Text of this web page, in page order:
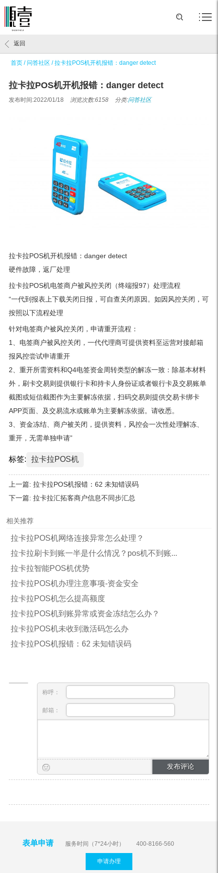
首页 /问答社区 /拉卡拉POS机开机报错：danger detect
返回
拉卡拉POS机开机报错：danger detect
发布时间:2022/01/18 浏览次数:6158 分类:问答社区
拉卡拉POS机开机报错：danger detect
硬件故障，返厂处理
拉卡拉POS机电签商户被风控关闭（终端报97）处理流程
“一代到报表上下载关闭日报，可自查关闭原因。如因风控关闭，可
按照以下流程处理
针对电签商户被风控关闭，申请重开流程：
1、电签商户被风控关闭，一代代理商可提供资料至运营对接邮箱
报风控尝试申请重开
2、重开所需资料和Q4电签资金周转类型的解冻一致：除基本材料
外，刷卡交易则提供银行卡和持卡人身份证或者银行卡及交易账单
截图或短信截图作为主要解冻依据，扫码交易则提供交易卡绑卡
APP页面、及交易流水或账单为主要解冻依据。请收悉。
3、资金冻结、商户被关闭，提供资料，风控会一次性处理解冻、
重开，无需单独申请”
标签: 拉卡拉POS机
上一篇: 拉卡拉POS机报错：62 未知错误码
下一篇: 拉卡拉汇拓客商户信息不同步汇总
相关推荐
拉卡拉POS机网络连接异常怎么处理？
拉卡拉刷卡到账一半是什么情况？pos机不到账...
拉卡拉智能POS机优势
拉卡拉POS机办理注意事项-资金安全
拉卡拉POS机怎么提高额度
拉卡拉POS机到账异常或资金冻结怎么办？
拉卡拉POS机未收到激活码怎么办
拉卡拉POS机报错：62 未知错误码
称呼：
邮箱：
表单申请 服务时间（7*24小时） 400-8166-560
申请办理